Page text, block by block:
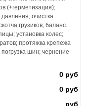
(+герметизация);
очистка
грузиков; баланс.
установка колес;
протяжка крепежа
шин; чернение